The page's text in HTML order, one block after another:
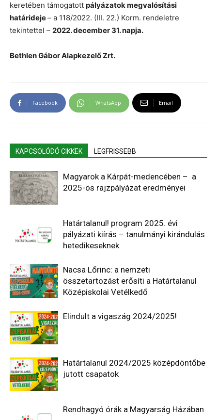
keretében támogatott pályázatok megvalósítási
határideje– a 118/2022. (III. 22.) Korm. rendeletre
tekintettel – 2022. december 31. napja.
Bethlen Gábor Alapkezelő Zrt.
Facebook WhatsApp Email
KAPCSOLÓDÓ CIKKEK LEGFRISSEBB
Magyarok a Kárpát-medencében – a
2025-ös rajzpályázat eredményei
Határtalanul! program 2025. évi
pályázati kiírás – tanulmányi kirándulás
hetedikeseknek
Nacsa Lőrinc: a nemzeti
összetartozást erősíti a Határtalanul
Középiskolai Vetélkedő
Elindult a vigaszág 2024/2025!
Határtalanul 2024/2025 középdöntőbe
jutott csapatok
Rendhagyó órák a Magyarság Házában